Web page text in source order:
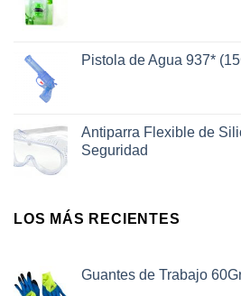
Pistola de Agua 937*
Antiparra Flexible de
Seguridad
LOS MÁS RECIENTES
Guantes de Trabajo